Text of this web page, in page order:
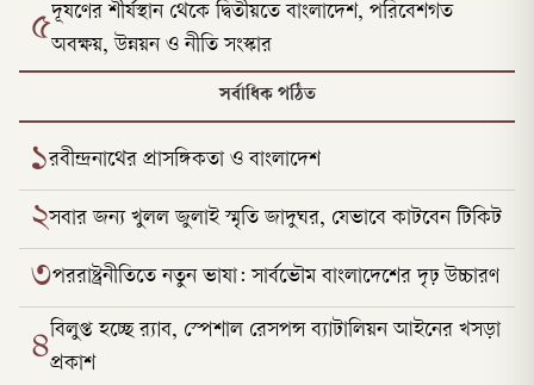
৫দূষণের শীর্ষস্থান থেকে দ্বিতীয়তে বাংলাদেশ, পরিবেশগত
অবক্ষয়, উন্নয়ন ও নীতি সংস্কার
সর্বাধিক পঠিত
১রবীন্দ্রনাথের প্রাসঙ্গিকতা ও বাংলাদেশ
২সবার জন্য খুলল জুলাই স্মৃতি জাদুঘর, যেভাবে কাটবেন টিকিট
৩পররাষ্ট্রনীতিতে নতুন ভাষা: সার্বভৌম বাংলাদেশের দৃঢ় উচ্চারণ
৪বিলুপ্ত হচ্ছে র‍্যাব, স্পেশাল রেসপন্স ব্যাটালিয়ন আইনের খসড়া
প্রকাশ